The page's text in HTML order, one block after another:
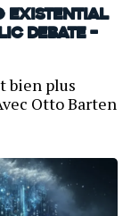
existential
debate –
bien plus
Otto Barten